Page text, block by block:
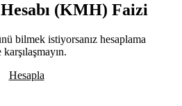
(KMH) Faizi
bilmek istiyorsanız hesaplama
Hesapla